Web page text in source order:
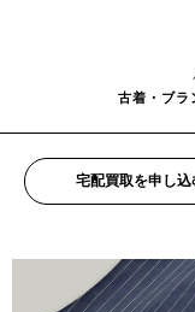
古着・ブラ
宅配買取を申し込